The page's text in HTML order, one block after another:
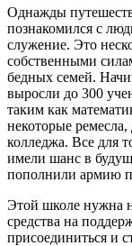
Однажды
познакомился с
служение. Это
собственными
бедных семей.
выросли до 300
таким как
некоторые ремесла,
колледжа. Все для
имели шанс в
пополнили армию
Этой школе нужна
средства на
присоединиться и